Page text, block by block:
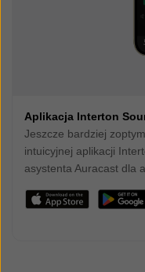
Aplikacja Interton
Jeszcze bardziej
intuicyjnej aplikacji
asystenta Auracast dla